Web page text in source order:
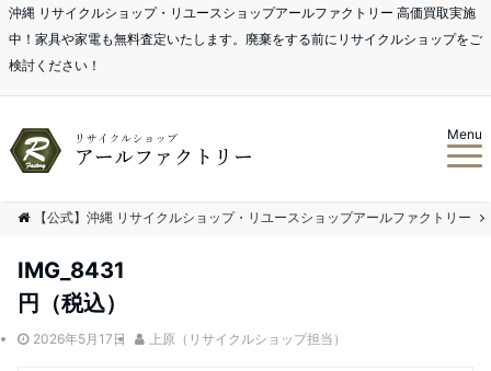
沖縄 リサイクルショップ・リユースショップアールファクトリー 高価買取実施
中！家具や家電も無料査定いたします。廃棄をする前にリサイクルショップをご
検討ください！
Menu
【公式】沖縄 リサイクルショップ・リユースショップアールファクトリー
IMG_8431
円（税込）
2026年5月17日 上原（リサイクルショップ担当）